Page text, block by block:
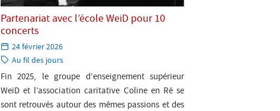
Partenariat avec l’école WeiD pour 10
concerts
Paru
le:
24 février 2026
Catégorie:
Au fil des jours
Fin 2025, le groupe d’enseignement supérieur
WeiD et l’association caritative Coline en Ré se
sont retrouvés autour des mêmes passions et des